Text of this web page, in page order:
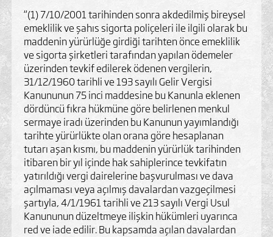
“(1) 7/10/2001 tarihinden sonra akdedilmiş bireysel
emeklilik ve şahıs sigorta poliçeleri ile ilgili olarak bu
maddenin yürürlüğe girdiği tarihten önce emeklilik
ve sigorta şirketleri tarafından yapılan ödemeler
üzerinden tevkif edilerek ödenen vergilerin,
31/12/1960 tarihli ve 193 sayılı Gelir Vergisi
Kanununun 75 inci maddesine bu Kanunla eklenen
dördüncü fıkra hükmüne göre belirlenen menkul
sermaye iradı üzerinden bu Kanunun yayımlandığı
tarihte yürürlükte olan orana göre hesaplanan
tutarı aşan kısmı, bu maddenin yürürlük tarihinden
itibaren bir yıl içinde hak sahiplerince tevkifatın
yatırıldığı vergi dairelerine başvurulması ve dava
açılmaması veya açılmış davalardan vazgeçilmesi
şartıyla, 4/1/1961 tarihli ve 213 sayılı Vergi Usul
Kanununun düzeltmeye ilişkin hükümleri uyarınca
red ve iade edilir. Bu kapsamda açılan davalardan